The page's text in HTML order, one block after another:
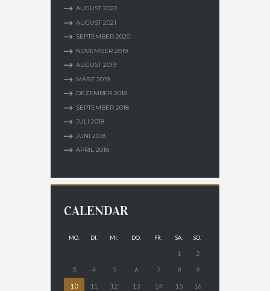
AUGUST 2022
AUGUST 2021
SEPTEMBER 2020
NOVEMBER 2019
AUGUST 2019
MÄRZ 2019
DEZEMBER 2018
SEPTEMBER 2018
JULI 2018
JUNI 2018
APRIL 2018
CALENDAR
MO. DI. MI. DO. FR. SA. SO.
1 2
3 4 5 6 7 8 9
10 11 12 13 14 15 16